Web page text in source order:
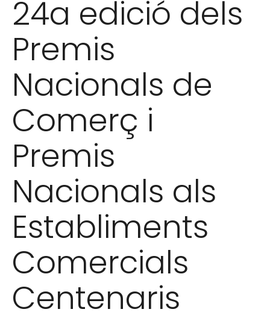
24a edició dels
Premis
Nacionals de
Comerç i
Premis
Nacionals als
Establiments
Comercials
Centenaris